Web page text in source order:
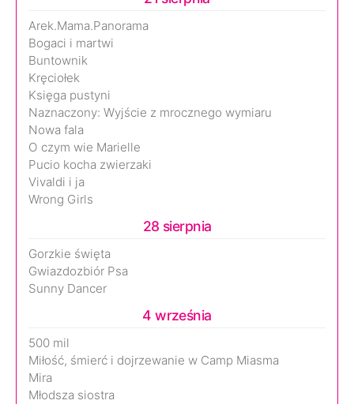
Arek.Mama.Panorama
Bogaci i martwi
Buntownik
Kręciołek
Księga pustyni
Naznaczony: Wyjście z mrocznego wymiaru
Nowa fala
O czym wie Marielle
Pucio kocha zwierzaki
Vivaldi i ja
Wrong Girls
28 sierpnia
Gorzkie święta
Gwiazdozbiór Psa
Sunny Dancer
4 września
500 mil
Miłość, śmierć i dojrzewanie w Camp Miasma
Mira
Młodsza siostra